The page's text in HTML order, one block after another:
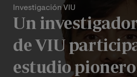
Investigación VIU
Un
de VIU
estudio pionero